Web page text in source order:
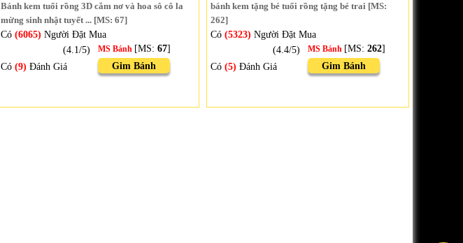
Bánh kem tuổi rồng 3D cắm nơ và hoa sô cô la
mừng sinh nhật tuyết ... [MS: 67]
Có (6065) Người Đặt Mua
(4.1/5)
Có (9) Đánh Giá
MS Bánh [MS: 67]
Gim Bánh
bánh kem tặng bé tuổi rồng tặng bé trai [MS:
262]
Có (5323) Người Đặt Mua
(4.4/5)
Có (5) Đánh Giá
MS Bánh [MS: 262]
Gim Bánh